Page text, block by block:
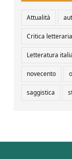
Attualità
Critica letteraria
Letteratura
novecento
saggistica